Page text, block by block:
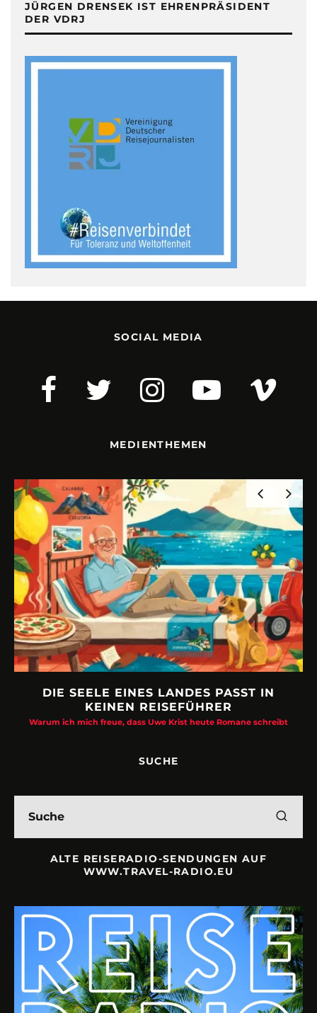
JÜRGEN DRENSEK IST EHRENPRÄSIDENT
DER VDRJ
SOCIAL MEDIA
MEDIENTHEMEN
DIE SEELE EINES LANDES PASST IN
KEINEN REISEFÜHRER
Warum ich mich freue, dass Uwe Krist heute Romane schreibt
SUCHE
ALTE REISERADIO-SENDUNGEN AUF
WWW.TRAVEL-RADIO.EU